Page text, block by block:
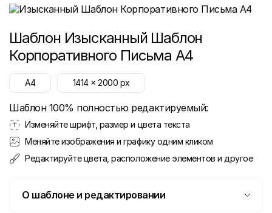
Шаблон Изысканный Шаблон
Корпоративного Письма A4
A4 1414 x2000 px
Шаблон 100% полностью редактируемый:
Изменяйте шрифт, размер и цвета текста
Меняйте изображения и графику одним кликом
Редактируйте цвета, расположение элементов и другое
О шаблоне и редактировании